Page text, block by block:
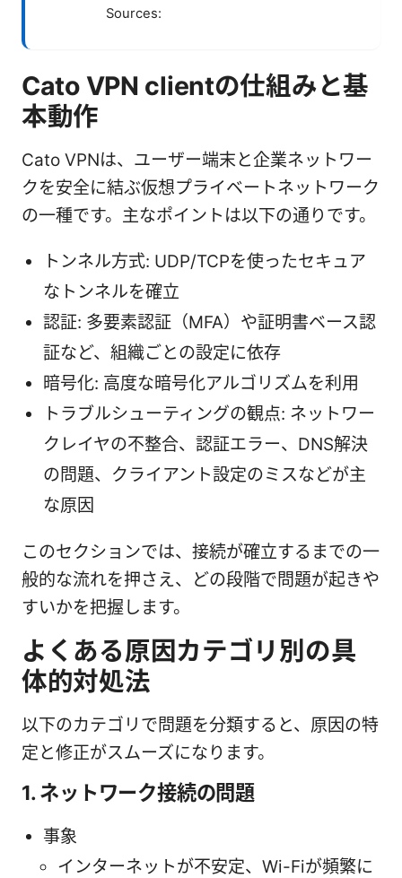
Sources:
Cato VPN clientの仕組みと基
本動作
Cato VPNは、ユーザー端末と企業ネットワー
クを安全に結ぶ仮想プライベートネットワーク
の一種です。主なポイントは以下の通りです。
トンネル方式: UDP/TCPを使ったセキュア
なトンネルを確立
認証: 多要素認証（MFA）や証明書ベース認
証など、組織ごとの設定に依存
暗号化: 高度な暗号化アルゴリズムを利用
トラブルシューティングの観点: ネットワー
クレイヤの不整合、認証エラー、DNS解決
の問題、クライアント設定のミスなどが主
な原因
このセクションでは、接続が確立するまでの一
般的な流れを押さえ、どの段階で問題が起きや
すいかを把握します。
よくある原因カテゴリ別の具
体的対処法
以下のカテゴリで問題を分類すると、原因の特
定と修正がスムーズになります。
1. ネットワーク接続の問題
事象
インターネットが不安定、Wi-Fiが頻繁に